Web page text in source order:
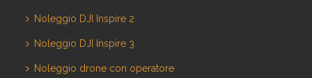
Noleggio DJI Inspire 2
Noleggio DJI Inspire 3
Noleggio drone con operatore